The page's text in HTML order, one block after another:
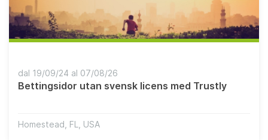
Bettingsidor utan svensk licens med Trustly
dal 19/09/24 al 07/08/26
Homestead, FL, USA